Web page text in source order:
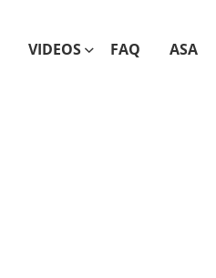
VIDEOS FAQ ASA